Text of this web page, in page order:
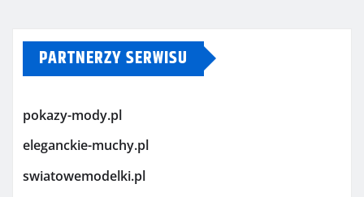
PARTNERZY SERWISU
pokazy-mody.pl
eleganckie-muchy.pl
swiatowemodelki.pl